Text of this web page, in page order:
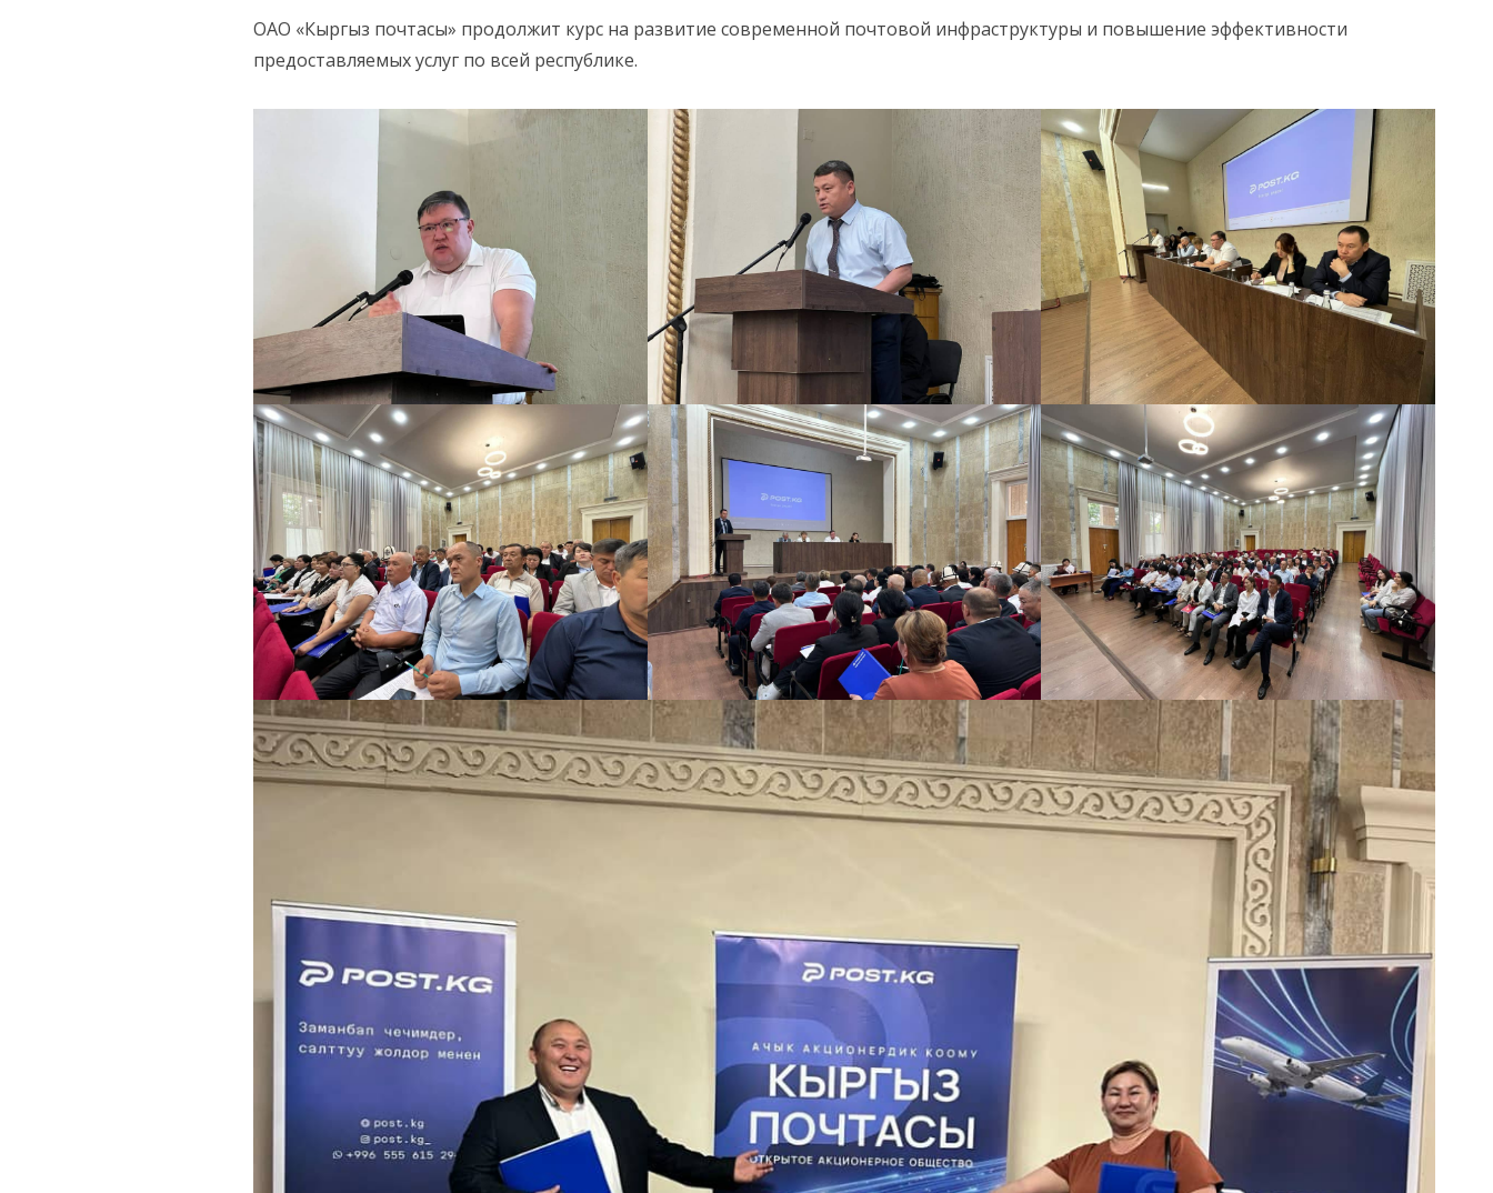
ОАО «Кыргыз почтасы» продолжит курс на развитие современной почтовой инфраструктуры и повышение эффективности
предоставляемых услуг по всей республике.